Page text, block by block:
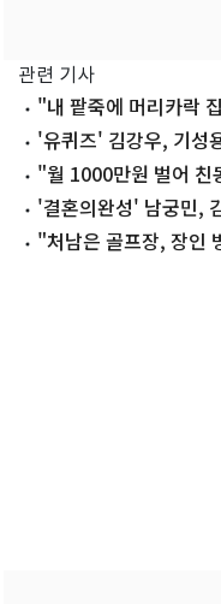
관련 기사
"내 팥죽에 머리카락
져' 맞장구"
'유퀴즈' 김강우, 기성
대'"월 1000만원 벌어
남편 발광"
'결혼의완성' 남궁민,
고시청률
"처남은 골프장, 장인